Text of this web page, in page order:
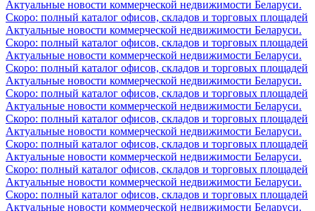
Актуальные новости коммерческой недвижимости Беларуси.
Скоро: полный каталог офисов, складов и торговых площадей
Актуальные новости коммерческой недвижимости Беларуси.
Скоро: полный каталог офисов, складов и торговых площадей
Актуальные новости коммерческой недвижимости Беларуси.
Скоро: полный каталог офисов, складов и торговых площадей
Актуальные новости коммерческой недвижимости Беларуси.
Скоро: полный каталог офисов, складов и торговых площадей
Актуальные новости коммерческой недвижимости Беларуси.
Скоро: полный каталог офисов, складов и торговых площадей
Актуальные новости коммерческой недвижимости Беларуси.
Скоро: полный каталог офисов, складов и торговых площадей
Актуальные новости коммерческой недвижимости Беларуси.
Скоро: полный каталог офисов, складов и торговых площадей
Актуальные новости коммерческой недвижимости Беларуси.
Скоро: полный каталог офисов, складов и торговых площадей
Актуальные новости коммерческой недвижимости Беларуси.